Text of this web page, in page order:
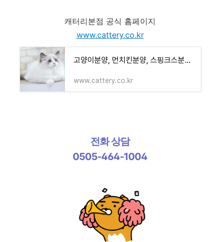
캐터리본점 공식 홈페이지
www.cattery.co.kr
고양이분양, 먼치킨분양, 스핑크스분양, 러시안블루분양, 페르시안분양, 샴고양이분양, 아비시
www.cattery.co.kr
전화 상담
0505-464-1004